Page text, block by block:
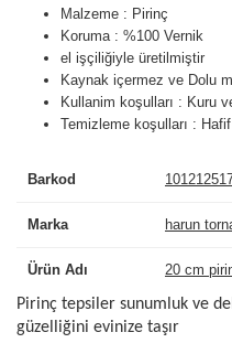
Malzeme : Pirinç
Koruma : %100 Vernik
el işçiliğiyle üretilmiştir
Kaynak içermez ve Dolu
Kullanim koşulları : Kuru
Temizleme koşulları :
Barkod
Marka harun
Ürün Adı 20 cm
Pirinç tepsiler sunumluk ve
güzelliğini evinize taşır